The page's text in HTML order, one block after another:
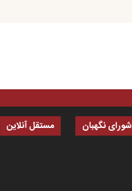
شورای نگهبان مستقل آنلاین